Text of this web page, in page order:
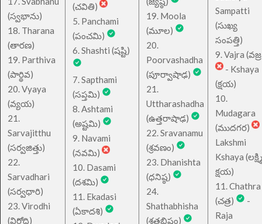
(స్వభాను)
18. Tharana
(తారణ)
19. Parthiva
(పార్థివ)
20. Vyaya
(వ్యయ)
21.
Sarvajitthu
(సర్వజిత్తు)
22.
Sarvadhari
(సర్వధారి)
23. Virodhi
(విరోధి)
(చవితి)
5. Panchami
(పంచమి)
6. Shashti (షష్టి)
7. Sapthami
(సప్తమి)
8. Ashtami
(అష్టమి)
9. Navami
(నవమి)
10. Dasami
(దశమి)
11. Ekadasi
(ఏకాదశి)
19. Moola
(మూల)
20.
Poorvashadha
(పూర్వాషాఢ)
21.
Uttharashadha
(ఉత్తరాషాఢ)
22. Sravanamu
(శ్రవణం)
23. Dhanishta
(ధనిష్ఠ)
24.
Shathabhisha
(శతభిషం)
Sampatti
(సుఖ్య
సంపత్తి)
9. Vajra
- Kshaya
(క్షయ)
10.
Mudagara
(ముదగర)
Lakshmi
Kshaya (లక్ష్మి
క్షయ)
11. Chathra
(చత్ర)
-
Raja